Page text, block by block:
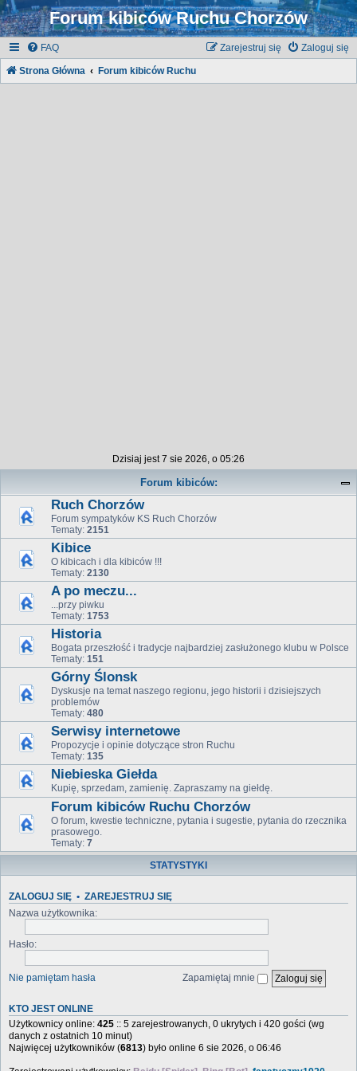
Forum kibiców Ruchu Chorzów
FAQ Zaloguj się
Zarejestruj się
Strona Główna Forum kibiców Ruchu
Dzisiaj jest 7 sie 2026, o 05:26
Forum kibiców:
Ruch Chorzów
Forum sympatyków KS Ruch Chorzów
Tematy: 2151
Kibice
O kibicach i dla kibiców !!!
Tematy: 2130
A po meczu...
...przy piwku
Tematy: 1753
Historia
Bogata przeszłość i tradycje najbardziej zasłużonego klubu w Polsce
Tematy: 151
Górny Ślonsk
Dyskusje na temat naszego regionu, jego historii i dzisiejszych
problemów
Tematy: 480
Serwisy internetowe
Propozycje i opinie dotyczące stron Ruchu
Tematy: 135
Niebieska Giełda
Kupię, sprzedam, zamienię. Zapraszamy na giełdę.
Forum kibiców Ruchu Chorzów
O forum, kwestie techniczne, pytania i sugestie, pytania do rzecznika
prasowego.
Tematy: 7
STATYSTYKI
ZALOGUJ SIĘ • ZAREJESTRUJ SIĘ
Nazwa użytkownika:
Hasło:
Nie pamiętam hasła Zapamiętaj mnie
KTO JEST ONLINE
Użytkownicy online: 425 :: 5 zarejestrowanych, 0 ukrytych i 420 gości (wg
danych z ostatnich 10 minut)
Najwięcej użytkowników (6813) było online 6 sie 2026, o 06:46